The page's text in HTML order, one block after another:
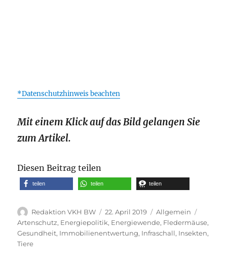
*Datenschutzhinweis beachten
Mit einem Klick auf das Bild gelangen Sie
zum Artikel.
Diesen Beitrag teilen
teilen teilen teilen
Autor
Redaktion VKH BW
Veröffentlicht
am
22. April 2019 Kategorien
Allgemein
Artenschutz, Energiepolitik, Energiewende, Fledermäuse,
Gesundheit, Immobilienentwertung, Infraschall, Insekten,
Tiere